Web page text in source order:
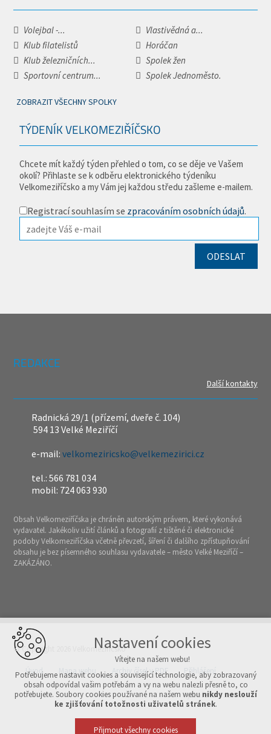
Volejbal -...
Vlastivědná a...
Klub filatelistů
Horáčan
Klub železničních...
Spolek žen
Sportovní centrum...
Spolek Jednoměsto.
ZOBRAZIT VŠECHNY SPOLKY
TÝDENÍK VELKOMEZIŘÍČSKO
Chcete mít každý týden přehled o tom, co se děje ve Vašem
okolí? Přihlaste se k odběru elektronického týdeníku
Velkomeziříčsko a my Vám jej každou středu zašleme e-mailem.
Registrací souhlasím se zpracováním osobních údajů.
REDAKCE
Další kontakty
Radnická 29/1 (přízemí, dveře č. 104)
594 13 Velké Meziříčí
e-mail:velkomeziricsko@velkemezirici.cz
tel.: 566 781 034
mobil: 724 063 930
Obsah Velkomeziříčska je chráněn autorským právem, které vykonává
vydavatel. Jakékoliv užití článků a fotografií z tištěné či elektronické
podoby Velkomeziříčska včetně převzetí, šíření či dalšího zpřístupňování
obsahu je bez písemného souhlasu vydavatele – město Velké Meziříčí –
ZAKÁZÁNO.
© Copyright 2026 Velkomeziříčsko
Úvod Mapa webu Archiv čísel v PDF Přihlášení
Vytvořeno v xart.cz
Nastavení cookies
Vítejte na našem webu!
Potřebujeme nastavit cookies a související technologie, aby zobrazovaný
obsah odpovídal vašim potřebám a vy na webu nalezli přesně to, co
potřebujete. Soubory cookies používané na našem webu nikdy neslouží
ke zjišťování totožnosti uživatelů stránek.
Přijmout všechny cookies